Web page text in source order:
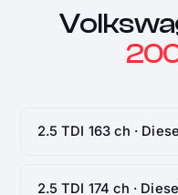
2.5 TDI 163 ch ·
2.5 TDI 174 ch ·